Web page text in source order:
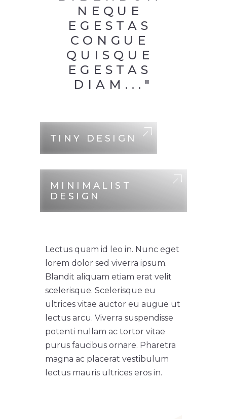
NEQUE
EGESTAS
CONGUE
QUISQUE
EGESTAS
DIAM..."
TINY DESIGN
MINIMALIST
DESIGN
Lectus quam id leo in. Nunc eget
lorem dolor sed viverra ipsum.
Blandit aliquam etiam erat velit
scelerisque. Scelerisque eu
ultrices vitae auctor eu augue ut
lectus arcu. Viverra suspendisse
potenti nullam ac tortor vitae
purus faucibus ornare. Pharetra
magna ac placerat vestibulum
lectus mauris ultrices eros in.